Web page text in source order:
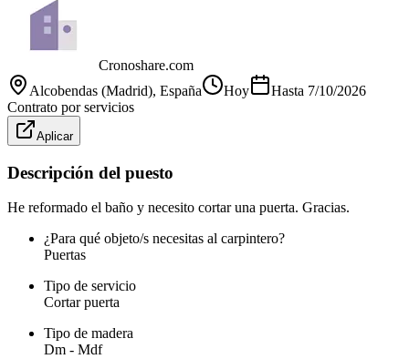
Cronoshare.com
Alcobendas (Madrid), España Hoy Hasta 7/10/2026
Contrato por servicios
Aplicar
Descripción del puesto
He reformado el baño y necesito cortar una puerta. Gracias.
¿Para qué objeto/s necesitas al carpintero?
Puertas
Tipo de servicio
Cortar puerta
Tipo de madera
Dm - Mdf